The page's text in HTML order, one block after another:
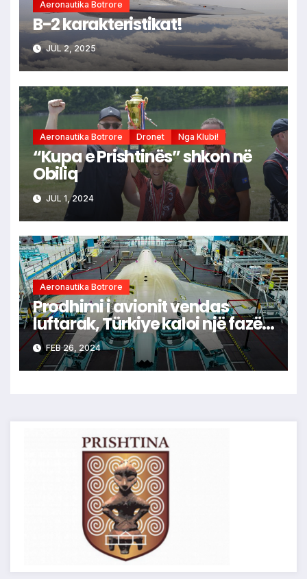
Aeronautika Botrore
B-2 karakteristikat!
JUL 2, 2025
Aeronautika Botrore Dronet Nga Klubi!
“Kupa e Prishtinës” shkon në
Obiliq
JUL 1, 2024
Aeronautika Botrore
Prodhimi i avionit vendas
luftarak, Türkiye kaloi një fazë
tjetër.
FEB 26, 2024